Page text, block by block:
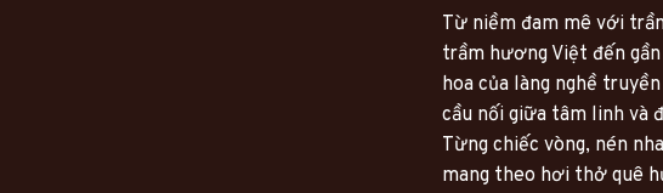
Từ niềm đam mê với
trầm hương Việt đến
hoa của làng nghề
cầu nối giữa tâm linh và
Từng chiếc vòng, nén
mang theo hơi thở quê